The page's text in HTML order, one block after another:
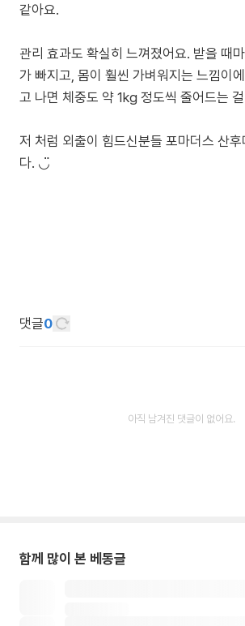
같아요.
관리 효과도 확실히 느껴졌어요. 받을 때
가 빠지고, 몸이 훨씬 가벼워지는 느낌이
고 나면 체중도 약 1kg 정도씩 줄어드는
저 처럼 외출이 힘드신분들 포마더스 산
다. ◡̈
댓글0
아직 남겨진 댓글이 없어요.
함께 많이 본 베동글